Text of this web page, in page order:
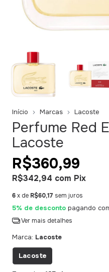
Início Marcas Lacoste
Perfume Red
Lacoste
R$360,99
R$342,94 com Pix
6x de R$60,17 sem juros
5% de desconto pagando
Ver mais detalhes
Marca: Lacoste
Lacoste